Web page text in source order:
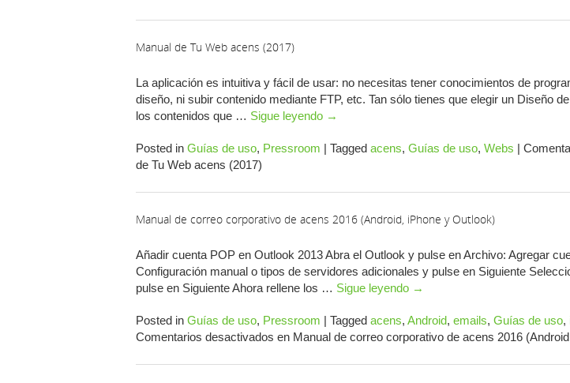
Manual de Tu Web acens (2017)
La aplicación es intuitiva y fácil de usar: no necesitas tener conocimientos de
diseño, ni subir contenido mediante FTP, etc. Tan sólo tienes que elegir un Diseño
los contenidos que … Sigue leyendo →
Posted in Guías de uso, Pressroom | Tagged acens, Guías de uso, Webs |
de Tu Web acens (2017)
Manual de correo corporativo de acens 2016 (Android, iPhone y Outlook)
Añadir cuenta POP en Outlook 2013 Abra el Outlook y pulse en Archivo: Agregar
Configuración manual o tipos de servidores adicionales y pulse en Siguiente
pulse en Siguiente Ahora rellene los … Sigue leyendo →
Posted in Guías de uso, Pressroom | Tagged acens, Android, emails, Guías de uso,
Comentarios desactivados en Manual de correo corporativo de acens 2016